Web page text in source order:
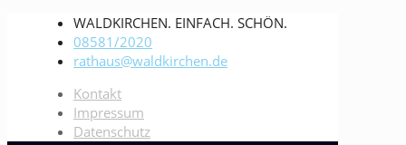
WALDKIRCHEN. EINFACH. SCHÖN.
08581/2020
rathaus@waldkirchen.de
Kontakt
Impressum
Datenschutz